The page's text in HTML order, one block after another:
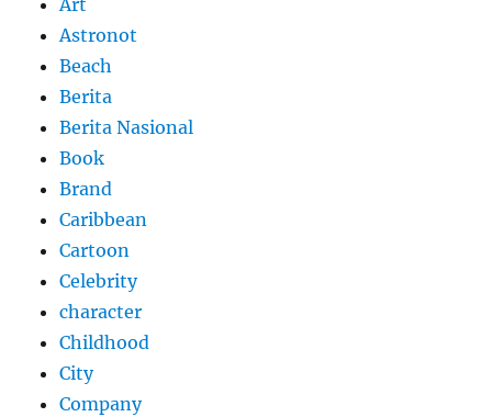
Art
Astronot
Beach
Berita
Berita Nasional
Book
Brand
Caribbean
Cartoon
Celebrity
character
Childhood
City
Company